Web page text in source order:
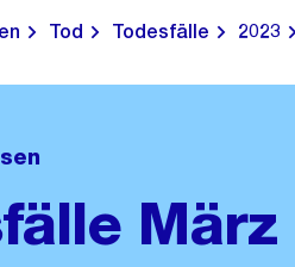
Tod Todesfälle 2023
März